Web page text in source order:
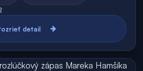
detail